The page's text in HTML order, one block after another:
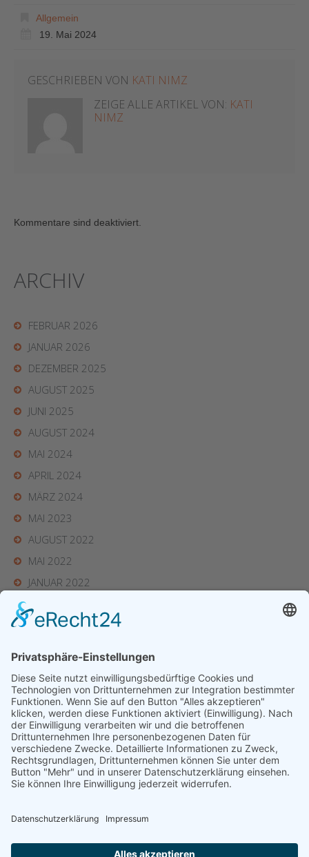
Allgemein
19. Mai 2024
GESCHRIEBEN VON KATI NIMZ
ZEIGE ALLE ARTIKEL VON: KATI
NIMZ
Kommentare sind deaktiviert.
ARCHIV
FEBRUAR 2026
JANUAR 2026
DEZEMBER 2025
AUGUST 2025
JUNI 2025
AUGUST 2024
MAI 2024
APRIL 2024
MÄRZ 2024
MAI 2023
AUGUST 2022
MAI 2022
JANUAR 2022
© 2021 - 2026 Leichtathletik Sonneberg e. V.
Einstellungen